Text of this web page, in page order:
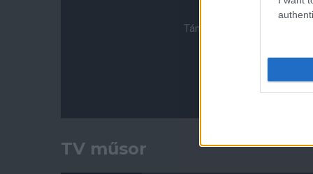
Támogasd adományoddal a
TV műsor